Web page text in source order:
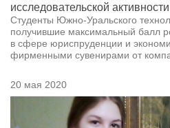
исследовательской
Студенты Южно-Уральского
получившие максимальный балл
в сфере юриспруденции и
фирменными сувенирами от
20 мая 2020